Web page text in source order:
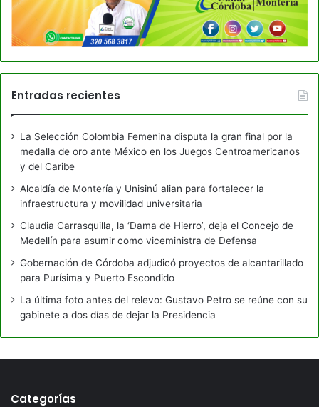
Entradas recientes
La Selección Colombia Femenina disputa la gran final por la
medalla de oro ante México en los Juegos Centroamericanos
y del Caribe
Alcaldía de Montería y Unisinú alian para fortalecer la
infraestructura y movilidad universitaria
Claudia Carrasquilla, la ‘Dama de Hierro’, deja el Concejo de
Medellín para asumir como viceministra de Defensa
Gobernación de Córdoba adjudicó proyectos de alcantarillado
para Purísima y Puerto Escondido
La última foto antes del relevo: Gustavo Petro se reúne con su
gabinete a dos días de dejar la Presidencia
Categorías